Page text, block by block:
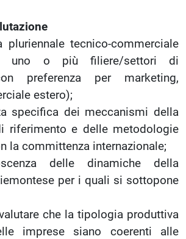
tecnico-commerciale
uno o più filiere/settori di
preferenza per marketing,
estero);
specifica dei meccanismi della
riferimento e delle metodologie
la committenza internazionale;
delle dinamiche della
per i quali si sottopone
che la tipologia produttiva
imprese siano coerenti alle